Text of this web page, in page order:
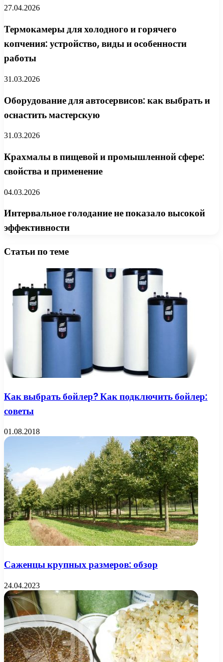
27.04.2026
Термокамеры для холодного и горячего
копчения: устройство, виды и особенности
работы
31.03.2026
Оборудование для автосервисов: как выбрать и
оснастить мастерскую
31.03.2026
Крахмалы в пищевой и промышленной сфере:
свойства и применение
04.03.2026
Интервальное голодание не показало высокой
эффективности
Статьи по теме
Как выбрать бойлер? Как подключить бойлер:
советы
01.08.2018
Саженцы крупных размеров: обзор
24.04.2023